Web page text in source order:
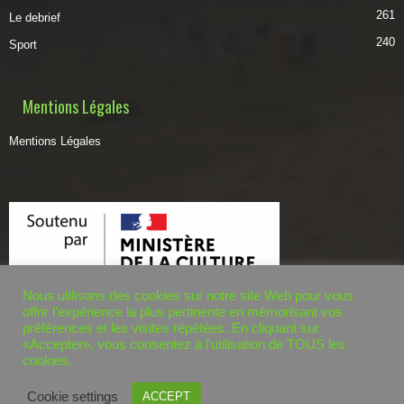
Le debrief 261
Sport 240
Mentions Légales
Mentions Légales
© dzairworld.com 2020. - Tous droits réservés. Développé par
Nous utilisons des cookies sur notre site Web pour vous
offrir l'expérience la plus pertinente en mémorisant vos
préférences et les visites répétées. En cliquant sur
«Accepter», vous consentez à l'utilisation de TOUS les
cookies.
Cookie settings ACCEPT